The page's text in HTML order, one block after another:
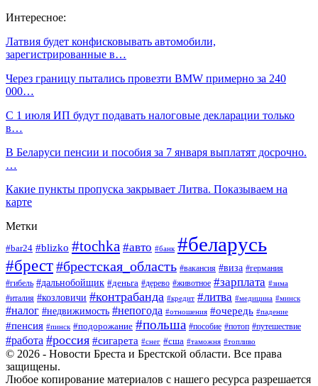
Интересное:
Латвия будет конфисковывать автомобили,
зарегистрированные в…
Через границу пытались провезти BMW примерно за 240
000…
С 1 июля ИП будут подавать налоговые декларации только
в…
В Беларуси пенсии и пособия за 7 января выплатят досрочно.
…
Какие пункты пропуска закрывает Литва. Показываем на
карте
Метки
#bar24 #blizko #tochka #авто #банк #беларусь
#брест#брестская_область #вакансия #виза #германия
#гибель #дальнобойщик #деньга #дерево #животное #зарплата #зима
#италия #козловичи #контрабанда #кредит #литва #медицина #минск
#налог #недвижимость #непогода #отношения #очередь #падение
#пенсия #пинск #подорожание #польша #пособие #потоп #путешествие
#работа #россия #сигарета #снег #сша #таможня #топливо
© 2026 - Новости Бреста и Брестской области. Все права
защищены.
Любое копирование материалов с нашего ресурса разрешается